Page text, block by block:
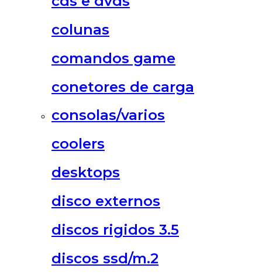
colunas
comandos game
conetores de carga
consolas/varios
coolers
desktops
disco externos
discos rigidos 3.5
discos ssd/m.2